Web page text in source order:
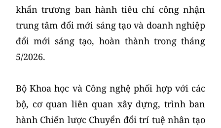
khẩn trương ban hành tiêu chí công nhận
trung tâm đổi mới sáng tạo và doanh nghiệp
đổi mới sáng tạo, hoàn thành trong tháng
5/2026.
Bộ Khoa học và Công nghệ phối hợp với các
bộ, cơ quan liên quan xây dựng, trình ban
hành Chiến lược Chuyển đổi trí tuệ nhân tạo